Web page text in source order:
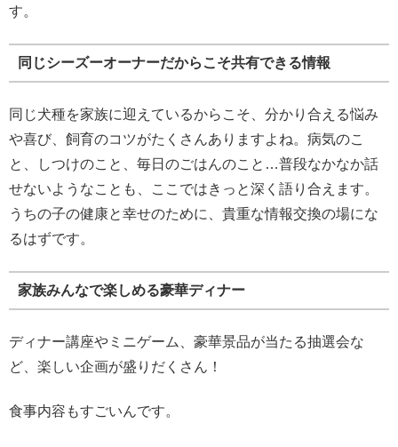
す。
同じシーズーオーナーだからこそ共有できる情報
同じ犬種を家族に迎えているからこそ、分かり合える悩み
や喜び、飼育のコツがたくさんありますよね。病気のこ
と、しつけのこと、毎日のごはんのこと…普段なかなか話
せないようなことも、ここではきっと深く語り合えます。
うちの子の健康と幸せのために、貴重な情報交換の場にな
るはずです。
家族みんなで楽しめる豪華ディナー
ディナー講座やミニゲーム、豪華景品が当たる抽選会な
ど、楽しい企画が盛りだくさん！
食事内容もすごいんです。